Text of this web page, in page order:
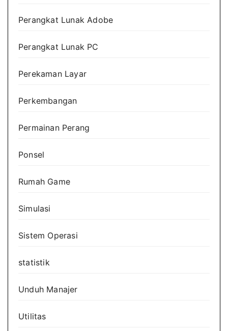
Perangkat Lunak Adobe
Perangkat Lunak PC
Perekaman Layar
Perkembangan
Permainan Perang
Ponsel
Rumah Game
Simulasi
Sistem Operasi
statistik
Unduh Manajer
Utilitas